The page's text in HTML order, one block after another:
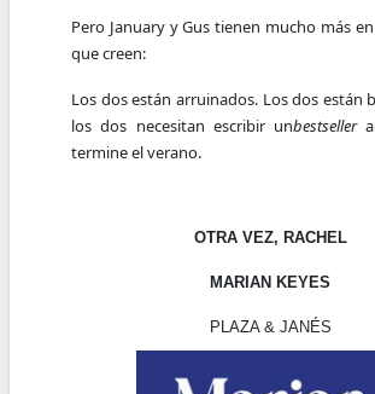
Pero January y Gus tienen mucho más
que creen:
Los dos están arruinados. Los dos están
los dos necesitan escribir unbestseller
termine el verano.
OTRA VEZ, RACHEL
MARIAN KEYES
PLAZA & JANÉS